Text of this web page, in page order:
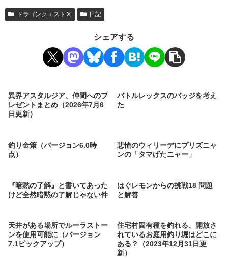
ドラゴンクエストⅩ 日記
シェアする
異界アスタルジア、仲間へのプ
レゼントまとめ（2026年7月6
日更新）
バトルレックスのバッジを考え
た
釣り金策（バージョン6.0時
点）
悲愴のウィリーデにプリズニャ
ンの「タマげたニャー」
『暗黙の了解』と書いてあった
けど全然暗黙の了解じゃない件
はぐレモンからの挑戦18 問題
と解答
天井がある場所でルーラストー
ンを使用可能に（バージョン
7.1ピックアップ）
住宅村固有種を釣れる、開放さ
れているお庭用釣り堀はどこに
ある？（2023年12月31日更
新）